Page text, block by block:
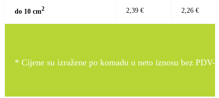
do 10 cm2 2,39 € 2,26 €
* Cijene su izražene po komadu u neto iznosu bez PDV-